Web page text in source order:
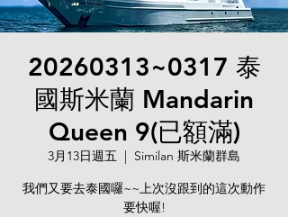
20260313~0317 泰
國斯米蘭 Mandarin
Queen 9(已額滿)
3月13日週五
  |
Similan 斯米蘭群島
我們又要去泰國囉~~上次沒跟到的這次動作
要快喔!